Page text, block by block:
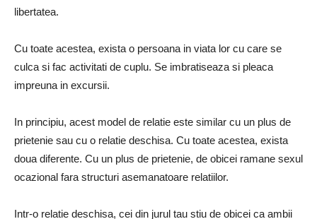
libertatea.
Cu toate acestea, exista o persoana in viata lor cu care se
culca si fac activitati de cuplu. Se imbratiseaza si pleaca
impreuna in excursii.
In principiu, acest model de relatie este similar cu un plus de
prietenie sau cu o relatie deschisa. Cu toate acestea, exista
doua diferente. Cu un plus de prietenie, de obicei ramane sexul
ocazional fara structuri asemanatoare relatiilor.
Intr-o relatie deschisa, cei din jurul tau stiu de obicei ca ambii